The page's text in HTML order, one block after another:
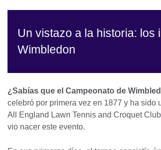
Un vistazo a la historia: los
Wimbledon
¿Sabías que el Campeonato de
celebró por primera vez en 1877 y ha sido
All England Lawn Tennis and Croquet
vio nacer este evento.